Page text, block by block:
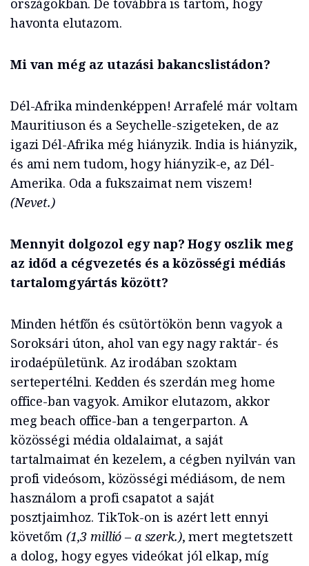
országokban. De továbbra is tartom, hogy
havonta elutazom.
Mi van még az utazási bakancslistádon?
Dél-Afrika mindenképpen! Arrafelé már voltam
Mauritiuson és a Seychelle-szigeteken, de az
igazi Dél-Afrika még hiányzik. India is hiányzik,
és ami nem tudom, hogy hiányzik-e, az Dél-
Amerika. Oda a fukszaimat nem viszem!
(Nevet.)
Mennyit dolgozol egy nap? Hogy oszlik meg
az időd a cégvezetés és a közösségi médiás
tartalomgyártás között?
Minden hétfőn és csütörtökön benn vagyok a
Soroksári úton, ahol van egy nagy raktár- és
irodaépületünk. Az irodában szoktam
sertepertélni. Kedden és szerdán meg home
office-ban vagyok. Amikor elutazom, akkor
meg beach office-ban a tengerparton. A
közösségi média oldalaimat, a saját
tartalmaimat én kezelem, a cégben nyilván van
profi videósom, közösségi médiásom, de nem
használom a profi csapatot a saját
posztjaimhoz. TikTok-on is azért lett ennyi
követőm (1,3 millió – a szerk.), mert megtetszett
a dolog, hogy egyes videókat jól elkap, míg